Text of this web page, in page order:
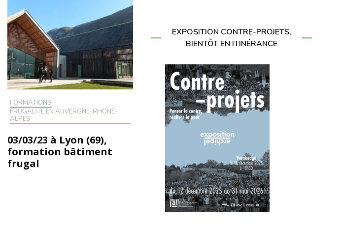
FORMATIONS ,
FRUGALITÉ EN AUVERGNE-RHONE-
ALPES
03/03/23 à Lyon (69),
formation bâtiment
frugal
EXPOSITION CONTRE-PROJETS,
BIENTÔT EN ITINÉRANCE